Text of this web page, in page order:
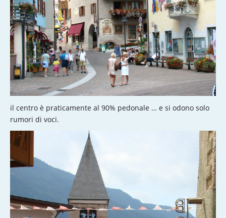
il centro è praticamente al 90% pedonale … e si odono solo
rumori di voci.